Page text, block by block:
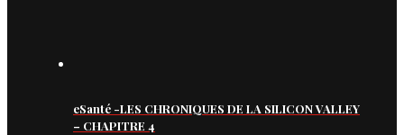
eSanté -LES CHRONIQUES DE LA SILICON VALLEY
– CHAPITRE 4